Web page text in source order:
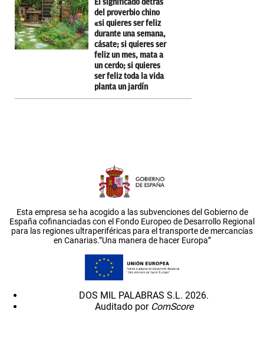
El significado detrás
del proverbio chino
«si quieres ser feliz
durante una semana,
cásate; si quieres ser
feliz un mes, mata a
un cerdo; si quieres
ser feliz toda la vida
planta un jardín
Esta empresa se ha acogido a las subvenciones del Gobierno de
España cofinanciadas con el Fondo Europeo de Desarrollo Regional
para las regiones ultraperiféricas para el transporte de mercancías
en Canarias.”Una manera de hacer Europa”
DOS MIL PALABRAS S.L. 2026.
Auditado por ComScore